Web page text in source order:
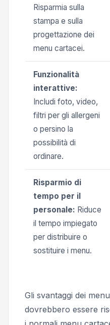
Risparmia sulla
stampa e sulla
progettazione dei
menu cartacei.
Funzionalità
interattive:
Includi foto, video,
filtri per gli allergeni
o persino la
possibilità di
ordinare.
Risparmio di
tempo per il
personale: Riduce
il tempo impiegato
per distribuire o
sostituire i menu.
Gli svantaggi dei
dovrebbero essere